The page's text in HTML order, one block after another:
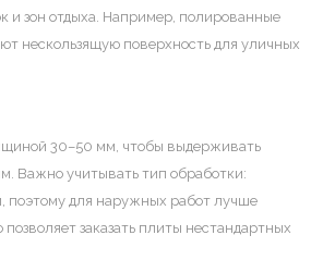
зон отдыха. Например, полированные
нескользящую поверхность для уличных
30–50 мм, чтобы выдерживать
Важно учитывать тип обработки:
поэтому для наружных работ лучше
заказать плиты нестандартных